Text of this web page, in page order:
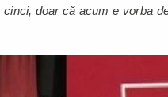
doar că acum e vorba